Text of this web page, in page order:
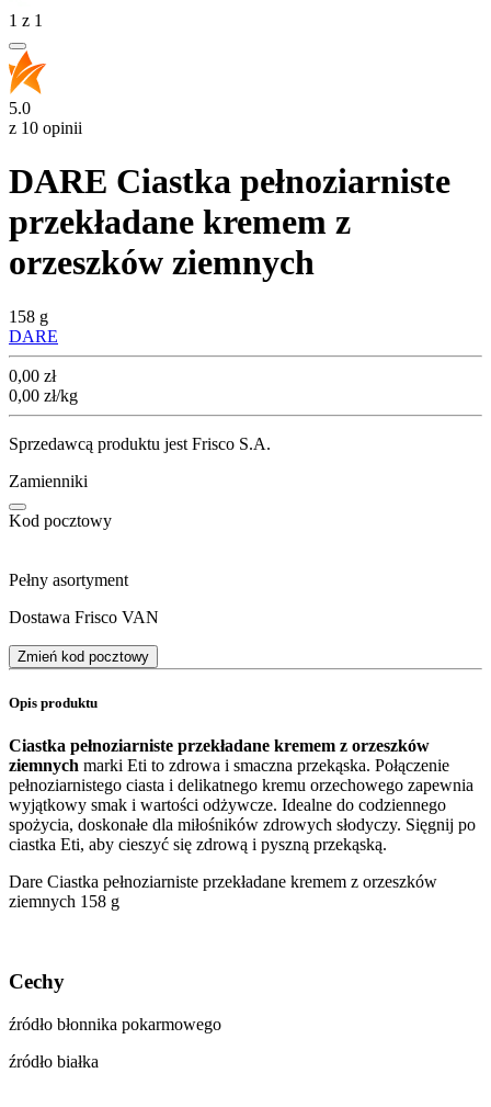
1 z 1
5.0
z 10 opinii
DARE Ciastka pełnoziarniste
przekładane kremem z
orzeszków ziemnych
158 g
DARE
Cena
0,00 zł
0,00 zł/kg
Sprzedawcą produktu jest Frisco S.A.
Zamienniki
Kod pocztowy
Pełny asortyment
Dostawa Frisco VAN
Zmień kod pocztowy
Opis produktu
Ciastka pełnoziarniste przekładane kremem z orzeszków
ziemnych marki Eti to zdrowa i smaczna przekąska. Połączenie
pełnoziarnistego ciasta i delikatnego kremu orzechowego zapewnia
wyjątkowy smak i wartości odżywcze. Idealne do codziennego
spożycia, doskonałe dla miłośników zdrowych słodyczy. Sięgnij po
ciastka Eti, aby cieszyć się zdrową i pyszną przekąską.
Dare Ciastka pełnoziarniste przekładane kremem z orzeszków
ziemnych 158 g
Cechy
źródło błonnika pokarmowego
źródło białka